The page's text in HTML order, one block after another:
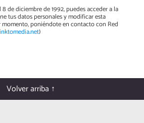
de diciembre de 1992, puedes acceder a la
tus datos personales y modificar esta
poniéndote en contacto con Red
)
Volver arriba ↑